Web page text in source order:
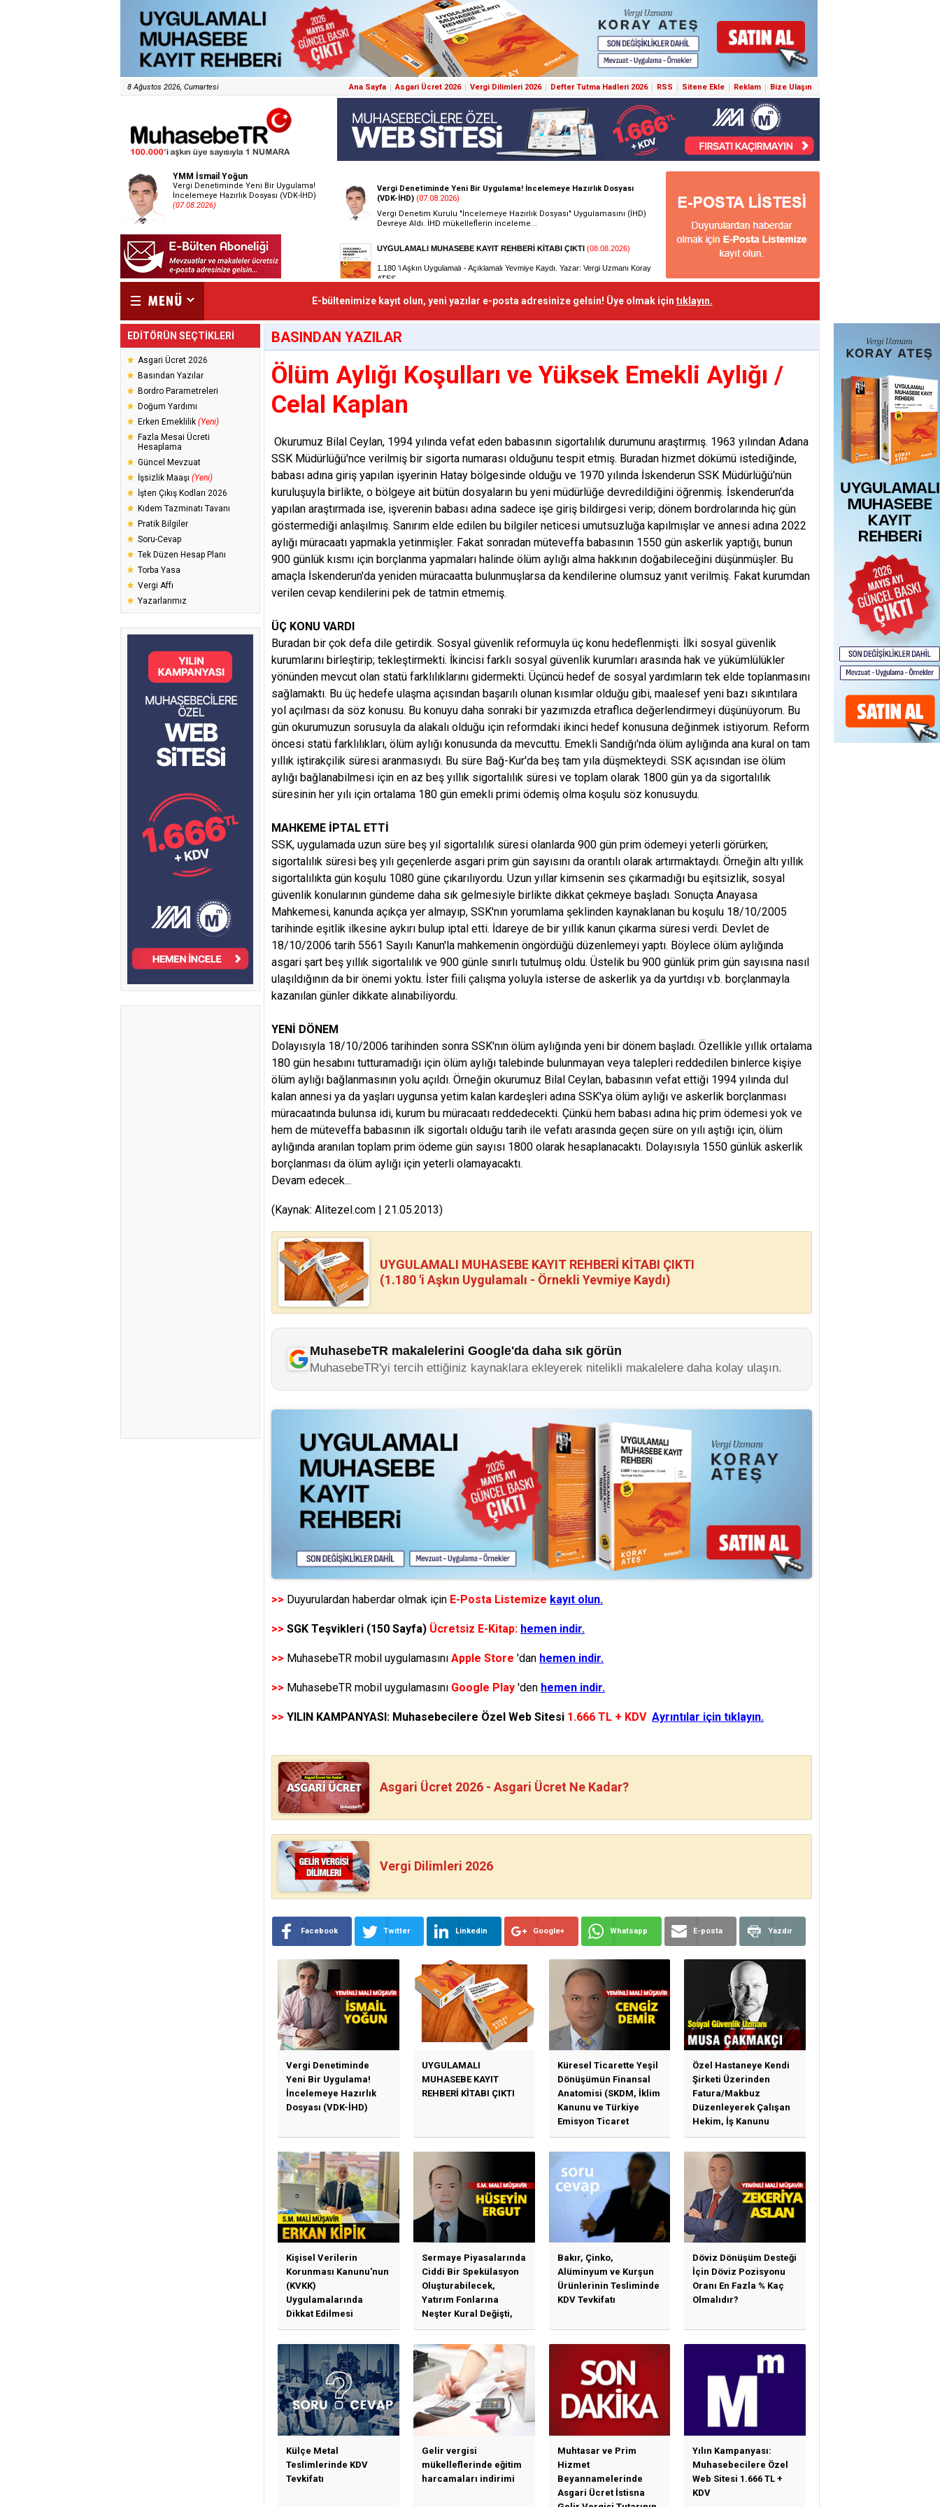
8 Ağustos 2026, Cumartesi Ana Sayfa Asgari Ücret 2026 Vergi Dilimleri 2026 Defter Tutma Hadleri 2026 RSS Sitene Ekle Reklam Bize Ulaşın
YMM İsmail Yoğun
Vergi Denetiminde Yeni Bir Uygulama!
İncelemeye Hazırlık Dosyası (VDK-İHD)
(07.08.2026)
E-bültenimize kayıt olun, yeni yazılar e-posta adresinize gelsin! Üye olmak için tıklayın.
EDİTÖRÜN SEÇTİKLERİ
Asgari Ücret 2026
Basından Yazılar
Bordro Parametreleri
Doğum Yardımı
Erken Emeklilik (Yeni)
Fazla Mesai Ücreti
Hesaplama
Güncel Mevzuat
İşsizlik Maaşı (Yeni)
İşten Çıkış Kodları 2026
Kıdem Tazminatı Tavanı
Pratik Bilgiler
Soru-Cevap
Tek Düzen Hesap Planı
Torba Yasa
Vergi Affı
Yazarlarımız
BASINDAN YAZILAR
Ölüm Aylığı Koşulları ve Yüksek Emekli Aylığı /
Celal Kaplan
Okurumuz Bilal Ceylan, 1994 yılında vefat eden babasının sigortalılık durumunu araştırmış. 1963 yılından Adana
SSK Müdürlüğü'nce verilmiş bir sigorta numarası olduğunu tespit etmiş. Buradan hizmet dökümü istediğinde,
babası adına giriş yapılan işyerinin Hatay bölgesinde olduğu ve 1970 yılında İskenderun SSK Müdürlüğü'nün
kuruluşuyla birlikte, o bölgeye ait bütün dosyaların bu yeni müdürlüğe devredildiğini öğrenmiş. İskenderun'da
yapılan araştırmada ise, işverenin babası adına sadece işe giriş bildirgesi verip; dönem bordrolarında hiç gün
göstermediği anlaşılmış. Sanırım elde edilen bu bilgiler neticesi umutsuzluğa kapılmışlar ve annesi adına 2022
aylığı müracaatı yapmakla yetinmişler. Fakat sonradan müteveffa babasının 1550 gün askerlik yaptığı, bunun
900 günlük kısmı için borçlanma yapmaları halinde ölüm aylığı alma hakkının doğabileceğini düşünmüşler. Bu
amaçla İskenderun'da yeniden müracaatta bulunmuşlarsa da kendilerine olumsuz yanıt verilmiş. Fakat kurumdan
verilen cevap kendilerini pek de tatmin etmemiş.
ÜÇ KONU VARDI
Buradan bir çok defa dile getirdik. Sosyal güvenlik reformuyla üç konu hedeflenmişti. İlki sosyal güvenlik
kurumlarını birleştirip; tekleştirmekti. İkincisi farklı sosyal güvenlik kurumları arasında hak ve yükümlülükler
yönünden mevcut olan statü farklılıklarını gidermekti. Üçüncü hedef de sosyal yardımların tek elde toplanmasını
sağlamaktı. Bu üç hedefe ulaşma açısından başarılı olunan kısımlar olduğu gibi, maalesef yeni bazı sıkıntılara
yol açılması da söz konusu. Bu konuyu daha sonraki bir yazımızda etraflıca değerlendirmeyi düşünüyorum. Bu
gün okurumuzun sorusuyla da alakalı olduğu için reformdaki ikinci hedef konusuna değinmek istiyorum. Reform
öncesi statü farklılıkları, ölüm aylığı konusunda da mevcuttu. Emekli Sandığı'nda ölüm aylığında ana kural on tam
yıllık iştirakçilik süresi aranmasıydı. Bu süre Bağ-Kur'da beş tam yıla düşmekteydi. SSK açısından ise ölüm
aylığı bağlanabilmesi için en az beş yıllık sigortalılık süresi ve toplam olarak 1800 gün ya da sigortalılık
süresinin her yılı için ortalama 180 gün emekli primi ödemiş olma koşulu söz konusuydu.
MAHKEME İPTAL ETTİ
SSK, uygulamada uzun süre beş yıl sigortalılık süresi olanlarda 900 gün prim ödemeyi yeterli görürken;
sigortalılık süresi beş yılı geçenlerde asgari prim gün sayısını da orantılı olarak artırmaktaydı. Örneğin altı yıllık
sigortalılıkta gün koşulu 1080 güne çıkarılıyordu. Uzun yıllar kimsenin ses çıkarmadığı bu eşitsizlik, sosyal
güvenlik konularının gündeme daha sık gelmesiyle birlikte dikkat çekmeye başladı. Sonuçta Anayasa
Mahkemesi, kanunda açıkça yer almayıp, SSK'nın yorumlama şeklinden kaynaklanan bu koşulu 18/10/2005
tarihinde eşitlik ilkesine aykırı bulup iptal etti. İdareye de bir yıllık kanun çıkarma süresi verdi. Devlet de
18/10/2006 tarih 5561 Sayılı Kanun'la mahkemenin öngördüğü düzenlemeyi yaptı. Böylece ölüm aylığında
asgari şart beş yıllık sigortalılık ve 900 günle sınırlı tutulmuş oldu. Üstelik bu 900 günlük prim gün sayısına nasıl
ulaşıldığının da bir önemi yoktu. İster fiili çalışma yoluyla isterse de askerlik ya da yurtdışı v.b. borçlanmayla
kazanılan günler dikkate alınabiliyordu.
YENİ DÖNEM
Dolayısıyla 18/10/2006 tarihinden sonra SSK'nın ölüm aylığında yeni bir dönem başladı. Özellikle yıllık ortalama
180 gün hesabını tutturamadığı için ölüm aylığı talebinde bulunmayan veya talepleri reddedilen binlerce kişiye
ölüm aylığı bağlanmasının yolu açıldı. Örneğin okurumuz Bilal Ceylan, babasının vefat ettiği 1994 yılında dul
kalan annesi ya da yaşları uygunsa yetim kalan kardeşleri adına SSK'ya ölüm aylığı ve askerlik borçlanması
müracaatında bulunsa idi, kurum bu müracaatı reddedecekti. Çünkü hem babası adına hiç prim ödemesi yok ve
hem de müteveffa babasının ilk sigortalı olduğu tarih ile vefatı arasında geçen süre on yılı aştığı için, ölüm
aylığında aranılan toplam prim ödeme gün sayısı 1800 olarak hesaplanacaktı. Dolayısıyla 1550 günlük askerlik
borçlanması da ölüm aylığı için yeterli olamayacaktı.
Devam edecek...
(Kaynak: Alitezel.com | 21.05.2013)
UYGULAMALI MUHASEBE KAYIT REHBERİ KİTABI ÇIKTI
(1.180 'i Aşkın Uygulamalı - Örnekli Yevmiye Kaydı)
MuhasebeTR makalelerini Google'da daha sık görün
MuhasebeTR'yi tercih ettiğiniz kaynaklara ekleyerek nitelikli makalelere daha kolay ulaşın.
>> Duyurulardan haberdar olmak için E-Posta Listemize kayıt olun.
>> SGK Teşvikleri (150 Sayfa) Ücretsiz E-Kitap: hemen indir.
>> MuhasebeTR mobil uygulamasını Apple Store 'dan hemen indir.
>> MuhasebeTR mobil uygulamasını Google Play 'den hemen indir.
>> YILIN KAMPANYASI: Muhasebecilere Özel Web Sitesi 1.666 TL + KDV Ayrıntılar için tıklayın.
Asgari Ücret 2026 - Asgari Ücret Ne Kadar?
Vergi Dilimleri 2026
Facebook Twitter Linkedin Google+ Whatsapp E-posta Yazdır
Vergi Denetiminde
Yeni Bir Uygulama!
İncelemeye Hazırlık
Dosyası (VDK-İHD)
UYGULAMALI
MUHASEBE KAYIT
REHBERİ KİTABI ÇIKTI
Küresel Ticarette Yeşil
Dönüşümün Finansal
Anatomisi (SKDM, İklim
Kanunu ve Türkiye
Emisyon Ticaret
Sistemi (TR-ETS)
Özel Hastaneye Kendi
Şirketi Üzerinden
Fatura/Makbuz
Düzenleyerek Çalışan
Hekim, İş Kanunu
Hükümlerinden
Kişisel Verilerin
Korunması Kanunu'nun
(KVKK)
Uygulamalarında
Dikkat Edilmesi
Gereken Özet Başlıklar
Sermaye Piyasalarında
Ciddi Bir Spekülasyon
Oluşturabilecek,
Yatırım Fonlarına
Neşter Kural Değişti,
SPK’dan Kritik Hamle
Haberlerine Sermaye
Piyasası Kurulundan
Yalanlama Ve Yerinde
Bir Açıklama Geldi
Bakır, Çinko,
Alüminyum ve Kurşun
Ürünlerinin Tesliminde
KDV Tevkifatı
Döviz Dönüşüm Desteği
İçin Döviz Pozisyonu
Oranı En Fazla % Kaç
Olmalıdır?
Külçe Metal
Teslimlerinde KDV
Tevkifatı
Gelir vergisi
mükelleflerinde eğitim
harcamaları indirimi
Muhtasar ve Prim
Hizmet
Beyannamelerinde
Asgari Ücret İstisna
Yılın Kampanyası:
Muhasebecilere Özel
Web Sitesi 1.666 TL +
KDV